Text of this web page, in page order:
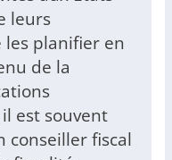
leurs
les planifier en
de la
est souvent
conseiller fiscal